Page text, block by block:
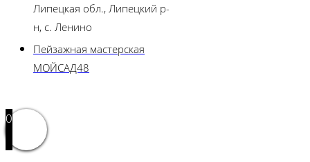
Липецкая обл., Липецкий р-
н, с. Ленино
Пейзажная мастерская
МОЙСАД48
0